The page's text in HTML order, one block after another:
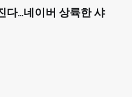
다…네이버 상륙한 샤